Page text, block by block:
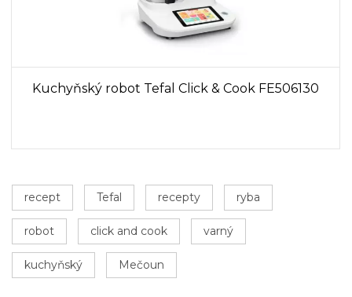
Kuchyňský robot Tefal Click & Cook FE506130
recept Tefal recepty ryba
robot click and cook varný
kuchyňský Mečoun